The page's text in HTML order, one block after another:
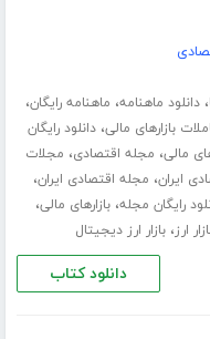
،دانلود ماهنامه، ماهنامه رایگان،
،دانلود رایگان
مالی، مجله اقتصادی، مجلات
ایران، مجله اقتصادی ایران،
رایگان مجله،بازارهای مالی،
ارز،بازار ارز دیجیتال
دانلود کتاب